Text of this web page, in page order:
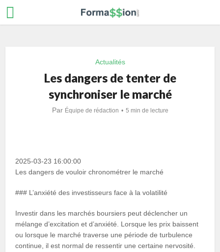
Actualités
Les dangers de tenter de
synchroniser le marché
Par Équipe de rédaction 5 min de lecture
2025-03-23 16:00:00
Les dangers de vouloir chronométrer le marché
### L’anxiété des investisseurs face à la volatilité
Investir dans les marchés boursiers peut déclencher un
mélange d’excitation et d’anxiété. Lorsque les prix baissent
ou lorsque le marché traverse une période de turbulence
continue, il est normal de ressentir une certaine nervosité.